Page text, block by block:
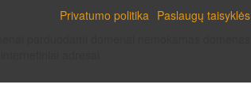
Privatumo politika Paslaugų taisyklės